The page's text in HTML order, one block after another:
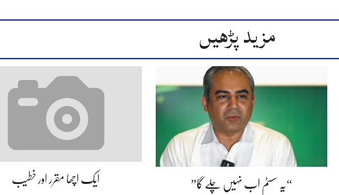
مزید پڑھیں
“یہ سسٹم اب نہیں چلے گا” ایک اچھا مقرر اور خطیب